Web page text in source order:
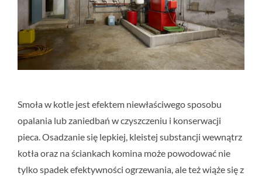
Smoła w kotle jest efektem niewłaściwego sposobu
opalania lub zaniedbań w czyszczeniu i konserwacji
pieca. Osadzanie się lepkiej, kleistej substancji wewnątrz
kotła oraz na ściankach komina może powodować nie
tylko spadek efektywności ogrzewania, ale też wiąże się z